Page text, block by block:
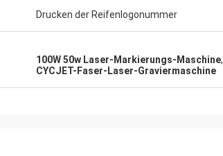
Drucken der Reifenlogonummer
100W 50w Laser-Markierungs-Maschine,
CYCJET-Faser-Laser-Graviermaschine